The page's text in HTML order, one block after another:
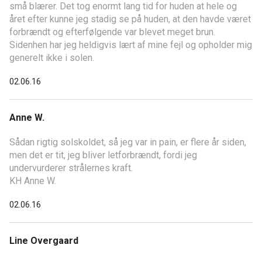
små blærer. Det tog enormt lang tid for huden at hele og
året efter kunne jeg stadig se på huden, at den havde været
forbrændt og efterfølgende var blevet meget brun.
Sidenhen har jeg heldigvis lært af mine fejl og opholder mig
generelt ikke i solen.
02.06.16
Anne W.
Sådan rigtig solskoldet, så jeg var in pain, er flere år siden,
men det er tit, jeg bliver letforbrændt, fordi jeg
undervurderer strålernes kraft.
KH Anne W.
02.06.16
Line Overgaard